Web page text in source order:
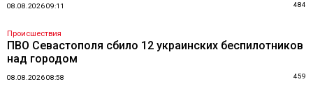
08.08.2026 09:11 484
Происшествия
ПВО Севастополя сбило 12 украинских беспилотников
над городом
08.08.2026 08:58 459